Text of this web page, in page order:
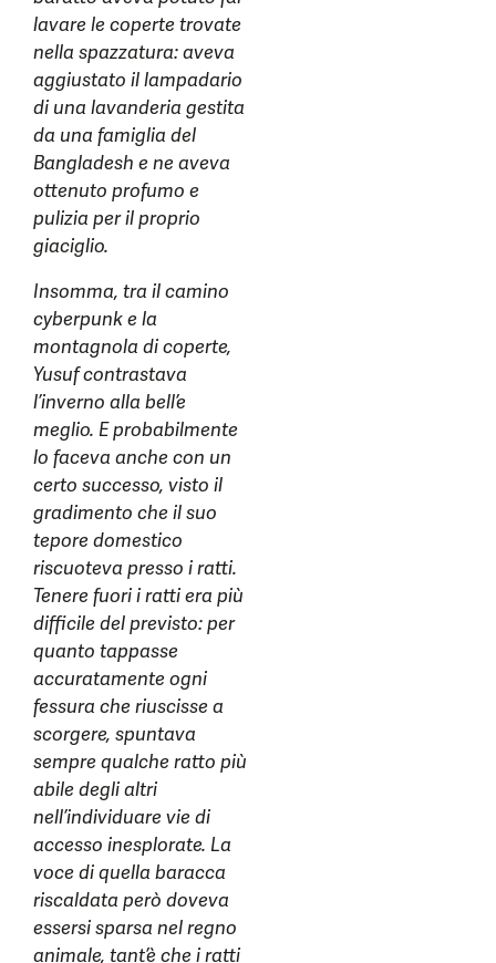
lavare le coperte trovate
nella spazzatura: aveva
aggiustato il lampadario
di una lavanderia gestita
da una famiglia del
Bangladesh e ne aveva
ottenuto profumo e
pulizia per il proprio
giaciglio.
Insomma, tra il camino
cyberpunk e la
montagnola di coperte,
Yusuf contrastava
l’inverno alla bell’e
meglio. E probabilmente
lo faceva anche con un
certo successo, visto il
gradimento che il suo
tepore domestico
riscuoteva presso i ratti.
Tenere fuori i ratti era più
difficile del previsto: per
quanto tappasse
accuratamente ogni
fessura che riuscisse a
scorgere, spuntava
sempre qualche ratto più
abile degli altri
nell’individuare vie di
accesso inesplorate. La
voce di quella baracca
riscaldata però doveva
essersi sparsa nel regno
animale, tant’è che i ratti